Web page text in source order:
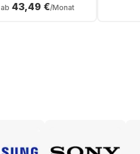
ab 43,49 €/Monat